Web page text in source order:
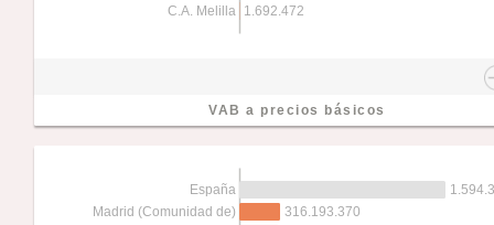
C.A. Melilla 1.692.472
VAB a precios básicos
Madrid (Comunidad de)
España
316.193.370